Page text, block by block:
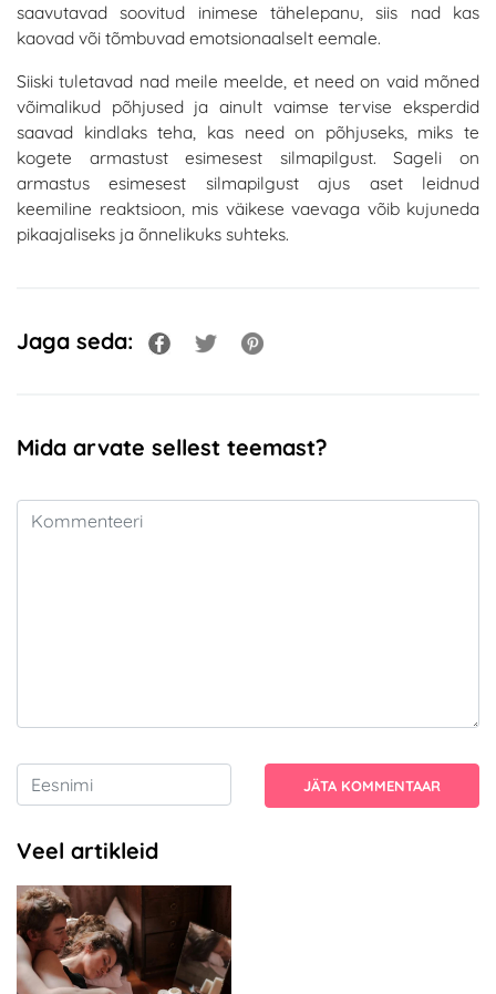
saavutavad soovitud inimese tähelepanu, siis nad kas
kaovad või tõmbuvad emotsionaalselt eemale.
Siiski tuletavad nad meile meelde, et need on vaid mõned
võimalikud põhjused ja ainult vaimse tervise eksperdid
saavad kindlaks teha, kas need on põhjuseks, miks te
kogete armastust esimesest silmapilgust. Sageli on
armastus esimesest silmapilgust ajus aset leidnud
keemiline reaktsioon, mis väikese vaevaga võib kujuneda
pikaajaliseks ja õnnelikuks suhteks.
Jaga seda:
Mida arvate sellest teemast?
JÄTA KOMMENTAAR
Veel artikleid